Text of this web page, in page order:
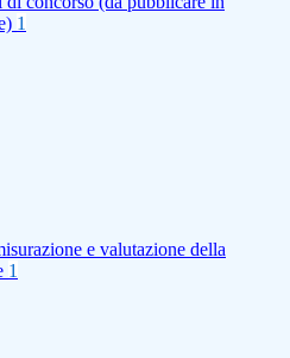
1
e valutazione della
1